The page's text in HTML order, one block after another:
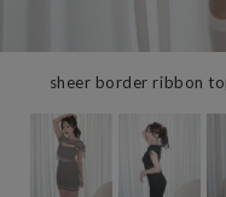
sheer border ribbon